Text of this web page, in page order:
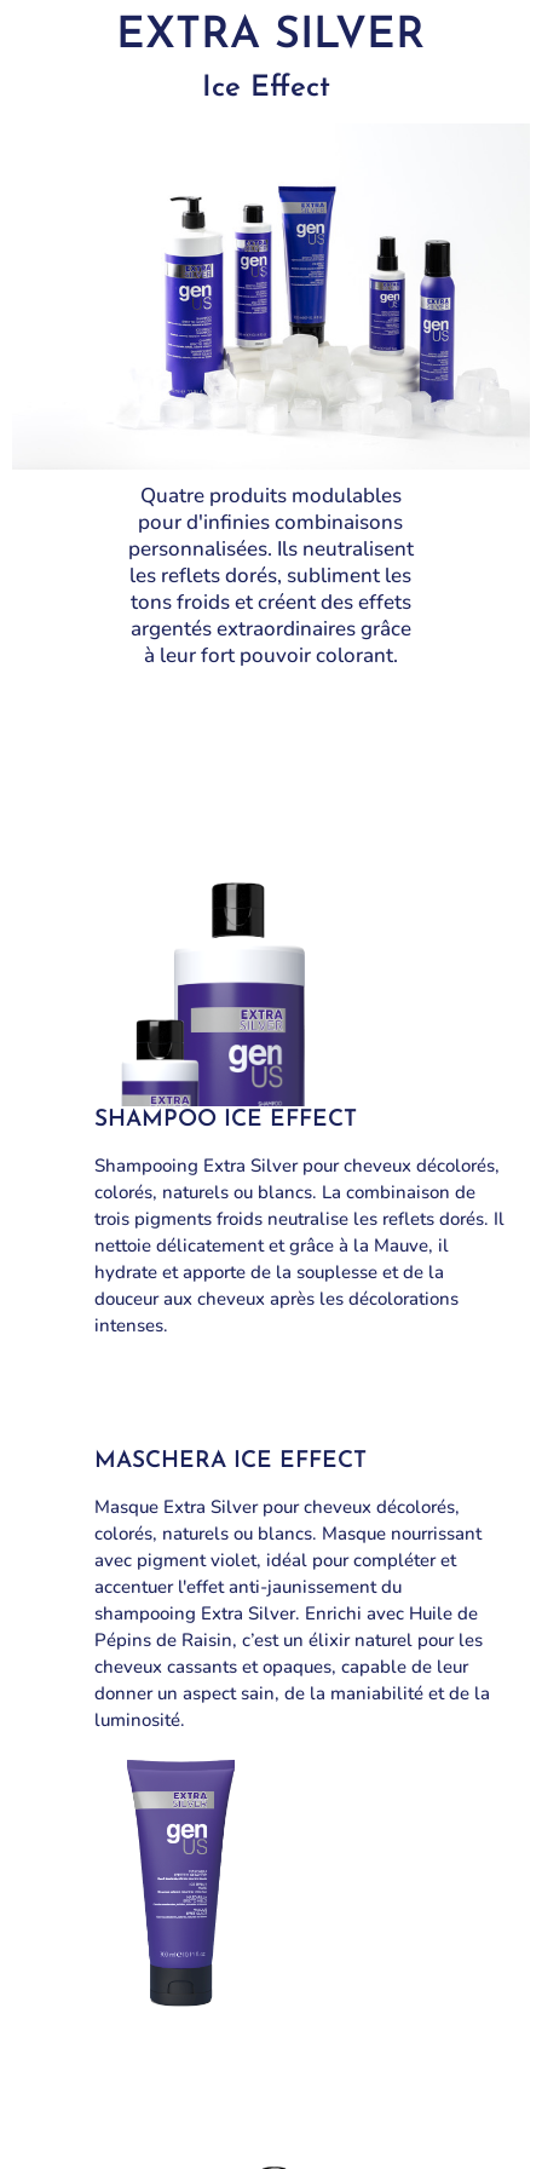
EXTRA SILVER
Ice Effect
Quatre produits modulables
pour d'infinies combinaisons
personnalisées. Ils neutralisent
les reflets dorés, subliment les
tons froids et créent des effets
argentés extraordinaires grâce
à leur fort pouvoir colorant.
SHAMPOO ICE EFFECT
Shampooing Extra Silver pour cheveux décolorés,
colorés, naturels ou blancs. La combinaison de
trois pigments froids neutralise les reflets dorés. Il
nettoie délicatement et grâce à la Mauve, il
hydrate et apporte de la souplesse et de la
douceur aux cheveux après les décolorations
intenses.
MASCHERA ICE EFFECT
Masque Extra Silver pour cheveux décolorés,
colorés, naturels ou blancs. Masque nourrissant
avec pigment violet, idéal pour compléter et
accentuer l'effet anti-jaunissement du
shampooing Extra Silver. Enrichi avec Huile de
Pépins de Raisin, c’est un élixir naturel pour les
cheveux cassants et opaques, capable de leur
donner un aspect sain, de la maniabilité et de la
luminosité.